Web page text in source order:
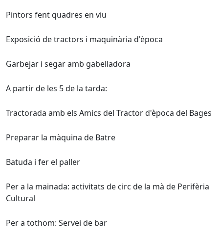
Pintors fent quadres en viu
Exposició de tractors i maquinària d'època
Garbejar i segar amb gabelladora
A partir de les 5 de la tarda:
Tractorada amb els Amics del Tractor d'època del Bages
Preparar la màquina de Batre
Batuda i fer el paller
Per a la mainada: activitats de circ de la mà de Perifèria
Cultural
Per a tothom: Servei de bar